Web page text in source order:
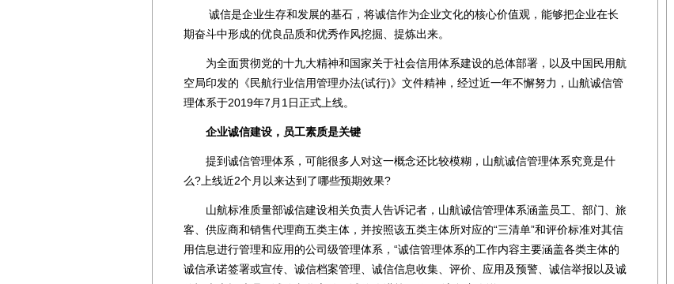
诚信是企业生存和发展的基石，将诚信作为企业文化的核心价值观，能够把企业在长
期奋斗中形成的优良品质和优秀作风挖掘、提炼出来。
为全面贯彻党的十九大精神和国家关于社会信用体系建设的总体部署，以及中国民用航
空局印发的《民航行业信用管理办法(试行)》文件精神，经过近一年不懈努力，山航诚信管
理体系于2019年7月1日正式上线。
企业诚信建设，员工素质是关键
提到诚信管理体系，可能很多人对这一概念还比较模糊，山航诚信管理体系究竟是什
么?上线近2个月以来达到了哪些预期效果?
山航标准质量部诚信建设相关负责人告诉记者，山航诚信管理体系涵盖员工、部门、旅
客、供应商和销售代理商五类主体，并按照该五类主体所对应的“三清单”和评价标准对其信
用信息进行管理和应用的公司级管理体系，“诚信管理体系的工作内容主要涵盖各类主体的
诚信承诺签署或宣传、诚信档案管理、诚信信息收集、评价、应用及预警、诚信举报以及诚